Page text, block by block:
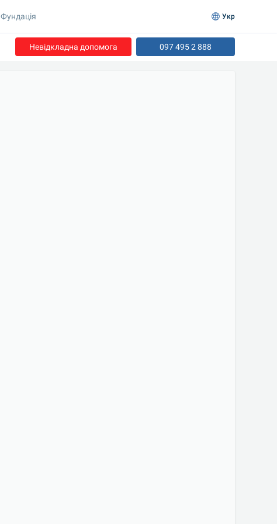
Невідкладна допомога 097 495 2 888
Фундація Укр